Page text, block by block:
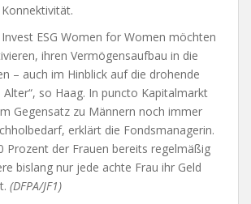
ESG Women for Women möchten
ihren Vermögensaufbau in die
– auch im Hinblick auf die drohende
Alter“, so Haag. In puncto Kapitalmarkt
Gegensatz zu Männern noch immer
erklärt die Fondsmanagerin.
Prozent der Frauen bereits regelmäßig
bislang nur jede achte Frau ihr Geld
(DFPA/JF1)